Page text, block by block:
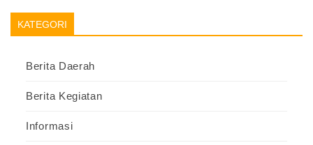
KATEGORI
Berita Daerah
Berita Kegiatan
Informasi